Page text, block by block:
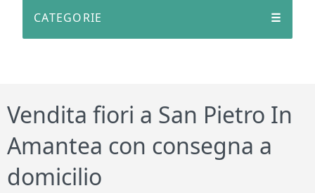
CATEGORIE ☰
Vendita fiori a San Pietro In
Amantea con consegna a
domicilio